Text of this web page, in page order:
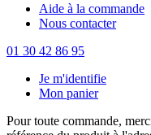
Aide à la commande
Nous contacter
01 30 42 86 95
Je m'identifie
Mon panier
Pour toute commande,